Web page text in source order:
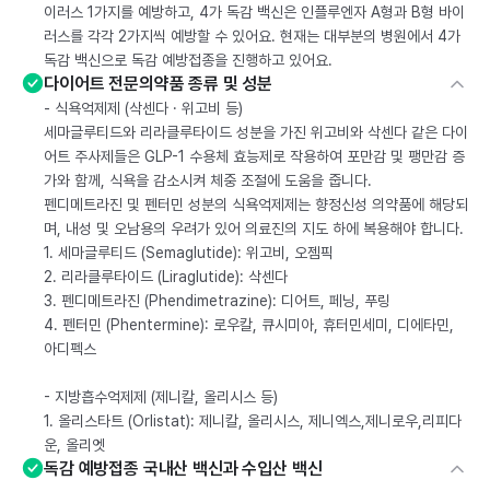
이러스 1가지를 예방하고, 4가 독감 백신은 인플루엔자 A형과 B형 바이
러스를 각각 2가지씩 예방할 수 있어요. 현재는 대부분의 병원에서 4가
독감 백신으로 독감 예방접종을 진행하고 있어요.
다이어트 전문의약품 종류 및 성분
- 식욕억제제 (삭센다 · 위고비 등)
세마글루티드와 리라클루타이드 성분을 가진 위고비와 삭센다 같은 다이
어트 주사제들은 GLP-1 수용체 효능제로 작용하여 포만감 및 팽만감 증
가와 함께, 식욕을 감소시켜 체중 조절에 도움을 줍니다.
펜디메트라진 및 펜터민 성분의 식욕억제제는 향정신성 의약품에 해당되
며, 내성 및 오남용의 우려가 있어 의료진의 지도 하에 복용해야 합니다.
1. 세마글루티드 (Semaglutide): 위고비, 오젬픽
2. 리라클루타이드 (Liraglutide): 삭센다
3. 펜디메트라진 (Phendimetrazine): 디어트, 페닝, 푸링
4. 펜터민 (Phentermine): 로우칼, 큐시미아, 휴터민세미, 디에타민,
아디펙스
- 지방흡수억제제 (제니칼, 올리시스 등)
1. 올리스타트 (Orlistat): 제니칼, 올리시스, 제니엑스,제니로우,리피다
운, 올리엣
독감 예방접종 국내산 백신과 수입산 백신